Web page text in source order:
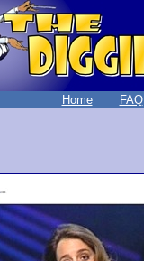
Home FAQ